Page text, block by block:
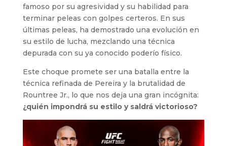
famoso por su agresividad y su habilidad para
terminar peleas con golpes certeros. En sus
últimas peleas, ha demostrado una evolución en
su estilo de lucha, mezclando una técnica
depurada con su ya conocido poderío físico.
Este choque promete ser una batalla entre la
técnica refinada de Pereira y la brutalidad de
Rountree Jr., lo que nos deja una gran incógnita:
¿quién impondrá su estilo y saldrá victorioso?